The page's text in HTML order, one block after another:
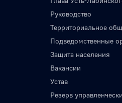
Руководство
Территориальное
Подведомственные
Защита населения
Вакансии
Устав
Резерв